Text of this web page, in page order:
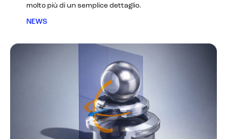
molto più di un semplice dettaglio.
NEWS